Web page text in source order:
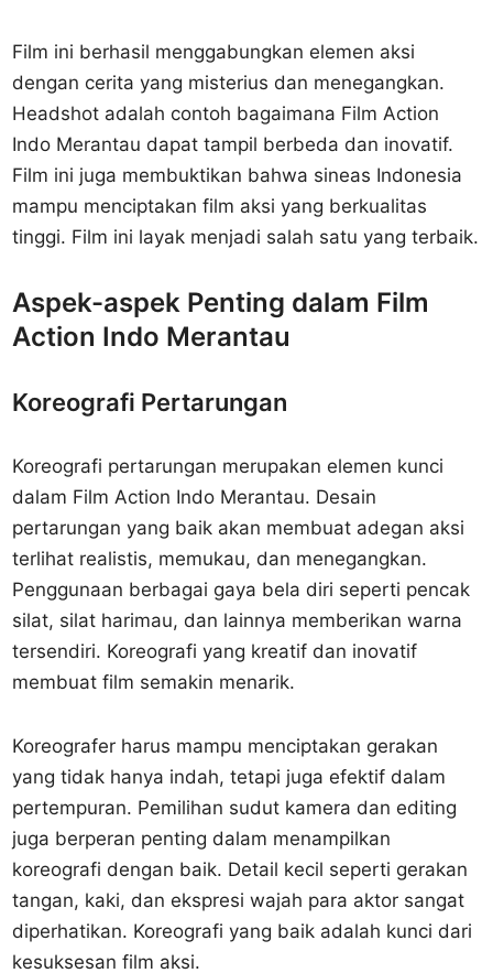
Film ini berhasil menggabungkan elemen aksi
dengan cerita yang misterius dan menegangkan.
Headshot adalah contoh bagaimana Film Action
Indo Merantau dapat tampil berbeda dan inovatif.
Film ini juga membuktikan bahwa sineas Indonesia
mampu menciptakan film aksi yang berkualitas
tinggi. Film ini layak menjadi salah satu yang terbaik.
Aspek-aspek Penting dalam Film
Action Indo Merantau
Koreografi Pertarungan
Koreografi pertarungan merupakan elemen kunci
dalam Film Action Indo Merantau. Desain
pertarungan yang baik akan membuat adegan aksi
terlihat realistis, memukau, dan menegangkan.
Penggunaan berbagai gaya bela diri seperti pencak
silat, silat harimau, dan lainnya memberikan warna
tersendiri. Koreografi yang kreatif dan inovatif
membuat film semakin menarik.
Koreografer harus mampu menciptakan gerakan
yang tidak hanya indah, tetapi juga efektif dalam
pertempuran. Pemilihan sudut kamera dan editing
juga berperan penting dalam menampilkan
koreografi dengan baik. Detail kecil seperti gerakan
tangan, kaki, dan ekspresi wajah para aktor sangat
diperhatikan. Koreografi yang baik adalah kunci dari
kesuksesan film aksi.